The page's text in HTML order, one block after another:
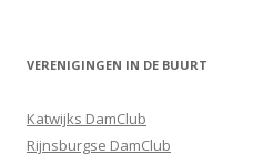
VERENIGINGEN IN DE BUURT
Katwijks DamClub
Rijnsburgse DamClub